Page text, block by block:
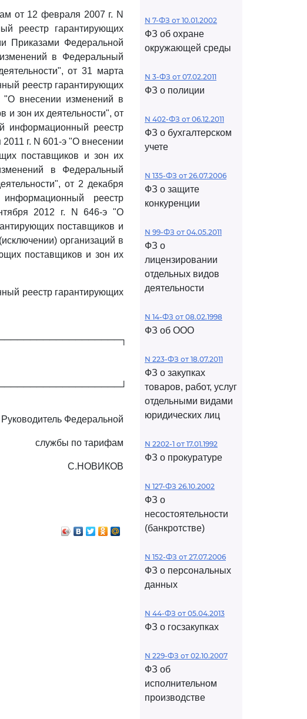
от 12 февраля 2007 г. N
реестр гарантирующих
Приказами Федеральной
в Федеральный
от 31 марта
реестр гарантирующих
"О внесении изменений в
зон их деятельности", от
информационный реестр
г. N 601-э "О внесении
поставщиков и зон их
в Федеральный
от 2 декабря
реестр
2012 г. N 646-э "О
поставщиков и
организаций в
поставщиков и зон их
реестр гарантирующих
Руководитель Федеральной
службы по тарифам
С.НОВИКОВ
N 7-ФЗ от 10.01.2002
ФЗ об охране
окружающей среды
N 3-ФЗ от 07.02.2011
ФЗ о полиции
N 402-ФЗ от 06.12.2011
ФЗ о бухгалтерском
учете
N 135-ФЗ от 26.07.2006
ФЗ о защите
конкуренции
N 99-ФЗ от 04.05.2011
ФЗ о
лицензировании
отдельных видов
деятельности
N 14-ФЗ от 08.02.1998
ФЗ об ООО
N 223-ФЗ от 18.07.2011
ФЗ о закупках
товаров, работ, услуг
отдельными видами
юридических лиц
N 2202-1 от 17.01.1992
ФЗ о прокуратуре
N 127-ФЗ 26.10.2002
ФЗ о
несостоятельности
(банкротстве)
N 152-ФЗ от 27.07.2006
ФЗ о персональных
данных
N 44-ФЗ от 05.04.2013
ФЗ о госзакупках
N 229-ФЗ от 02.10.2007
ФЗ об
исполнительном
производстве